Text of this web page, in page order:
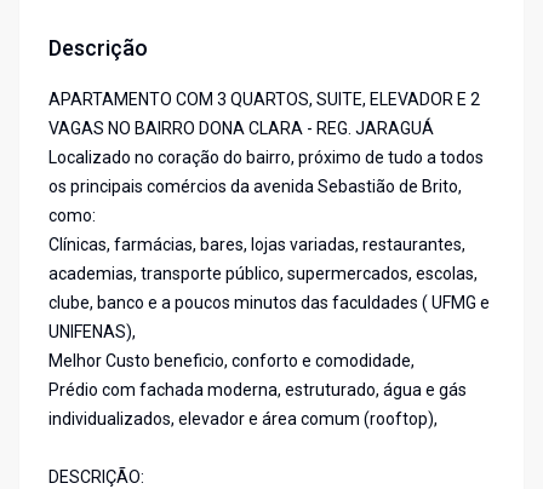
Descrição
APARTAMENTO COM 3 QUARTOS, SUITE, ELEVADOR E 2
VAGAS NO BAIRRO DONA CLARA - REG. JARAGUÁ
Localizado no coração do bairro, próximo de tudo a todos
os principais comércios da avenida Sebastião de Brito,
como:
Clínicas, farmácias, bares, lojas variadas, restaurantes,
academias, transporte público, supermercados, escolas,
clube, banco e a poucos minutos das faculdades ( UFMG e
UNIFENAS),
Melhor Custo beneficio, conforto e comodidade,
Prédio com fachada moderna, estruturado, água e gás
individualizados, elevador e área comum (rooftop),
DESCRIÇÃO: